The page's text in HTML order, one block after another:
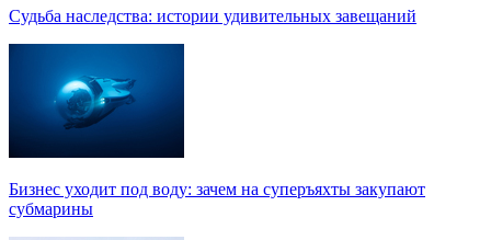
Судьба наследства: истории удивительных завещаний
Бизнес уходит под воду: зачем на суперъяхты закупают
субмарины